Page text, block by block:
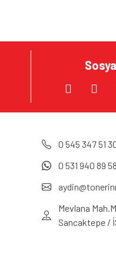
0 545 347 51
0 531 940 89 58
Mevlana
Sancaktepe /